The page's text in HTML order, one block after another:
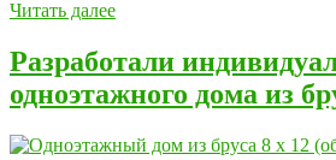
Читать далее
Разработали
одноэтажного дома из